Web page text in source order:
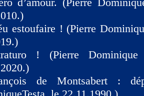
estoufaire ! (Pierre
! (Pierre
de Montsabert :